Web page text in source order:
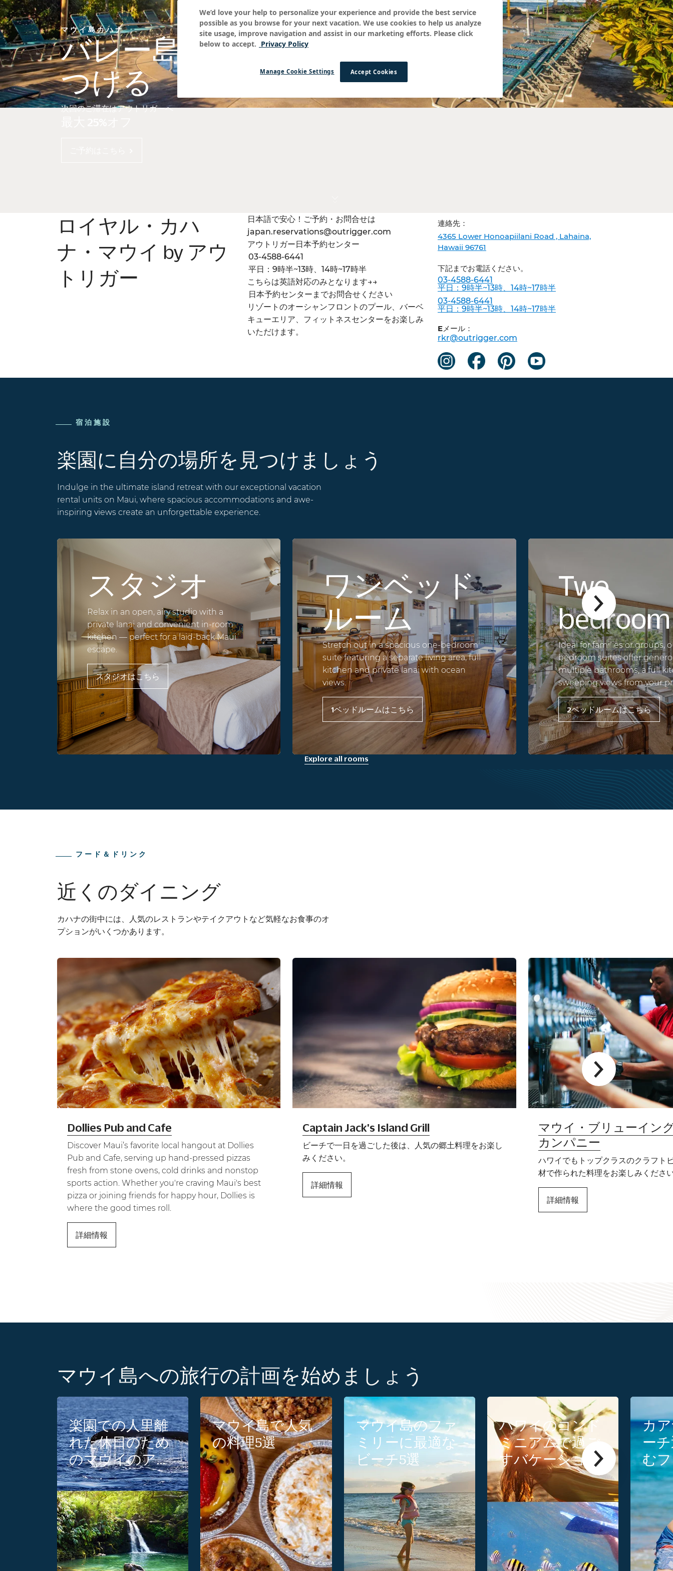
マウイ島カハナ
バレー島で平和と静けさを見
つける
次回のご滞在はアウトリガーへ
ロイヤル・カハ
ナ・マウイ by アウ
トリガー
日本語で安心！ご予約・お問合せは
japan.reservations@outrigger.com
アウトリガー日本予約センター
03-4588-6441
平日：9時半~13時、14時~17時半
こちらは英語対応のみとなります→→
日本予約センターまでお問合せください
リゾートのオーシャンフロントのプール、バーベ
キューエリア、フィットネスセンターをお楽しみ
いただけます。
連絡先：
4365 Lower Honoapiilani Road , Lahaina,
Hawaii 96761
下記までお電話ください。
03-4588-6441
平日：9時半~13時、14時~17時半
03-4588-6441
平日：9時半~13時、14時~17時半
Eメール：
rkr@outrigger.com
宿泊施設
楽園に自分の場所を見つけましょう
Indulge in the ultimate island retreat with our exceptional vacation
rental units on Maui, where spacious accommodations and awe-
inspiring views create an unforgettable experience.
スタジオ
Relax in an open, airy studio with a
private lanai and convenient in-room
kitchen — perfect for a laid-back Maui
escape.
スタジオはこちら
ワンベッド
ルーム
Stretch out in a spacious one-bedroom
suite featuring a separate living area, full
kitchen and private lanai with ocean
views.
1ベッドルームはこちら
Two
bedroom
Ideal for families or groups,
bedroom suites offer
multiple bathrooms, a full
sweeping views from your
2ベッドルームはこちら
Explore all rooms
フード＆ドリンク
近くのダイニング
カハナの街中には、人気のレストランやテイクアウトなど気軽なお食事のオ
プションがいくつかあります。
Dollies Pub and Cafe
Discover Maui’s favorite local hangout at Dollies
Pub and Cafe, serving up hand-pressed pizzas
fresh from stone ovens, cold drinks and nonstop
sports action. Whether you're craving Maui's best
pizza or joining friends for happy hour, Dollies is
where the good times roll.
詳細情報
Captain Jack's Island Grill
ビーチで一日を過ごした後は、人気の郷土料理をお楽し
みください。
詳細情報
マウイ・ブリューイン
カンパニー
ハワイでもトップクラスのクラフト
材で作られた料理をお楽しみくださ
詳細情報
マウイ島への旅行の計画を始めましょう
楽園での人里離
れた休日のため
のマウイのアド
ベンチャー5選
マウイ島で人気
の料理5選
マウイ島のファ
ミリーに最適な
ビーチ5選
ハワイのコンド
ミニアムで過ご
すバケーション
を次回の休暇の
ために計画する
ための5つの重
要なヒント
カ
ー
む
け
ィ
We’d love your help to personalize your experience and provide the best service
possible as you browse for your next vacation. We use cookies to help us analyze
site usage, improve navigation and assist in our marketing efforts. Please click
below to accept. Privacy Policy
Accept Cookies
Manage Cookie Settings